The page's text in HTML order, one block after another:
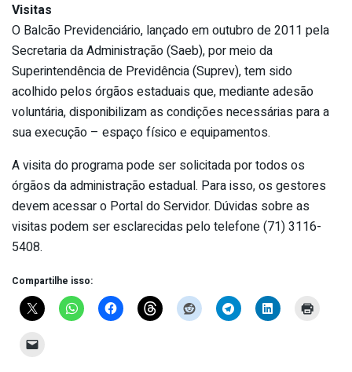
Visitas
O Balcão Previdenciário, lançado em outubro de 2011 pela
Secretaria da Administração (Saeb), por meio da
Superintendência de Previdência (Suprev), tem sido
acolhido pelos órgãos estaduais que, mediante adesão
voluntária, disponibilizam as condições necessárias para a
sua execução – espaço físico e equipamentos.
A visita do programa pode ser solicitada por todos os
órgãos da administração estadual. Para isso, os gestores
devem acessar o Portal do Servidor. Dúvidas sobre as
visitas podem ser esclarecidas pelo telefone (71) 3116-
5408.
Compartilhe isso: